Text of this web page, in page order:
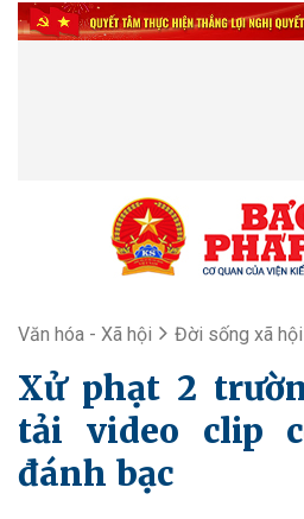
Văn hóa - Xã hội Đời sống xã hội
Xử phạt 2
tải video clip
đánh bạc